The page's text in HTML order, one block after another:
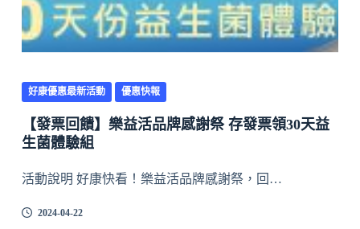
好康優惠最新活動 優惠快報
【發票回饋】樂益活品牌感謝祭 存發票領30天益
生菌體驗組
活動說明 好康快看！樂益活品牌感謝祭，回…
2024-04-22